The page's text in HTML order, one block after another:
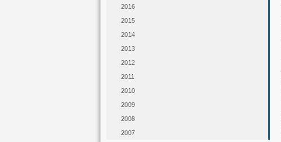
2016
2015
2014
2013
2012
2011
2010
2009
2008
2007